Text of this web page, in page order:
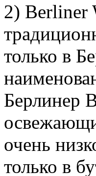
2) Berliner
только в
Берлинер
очень
только в